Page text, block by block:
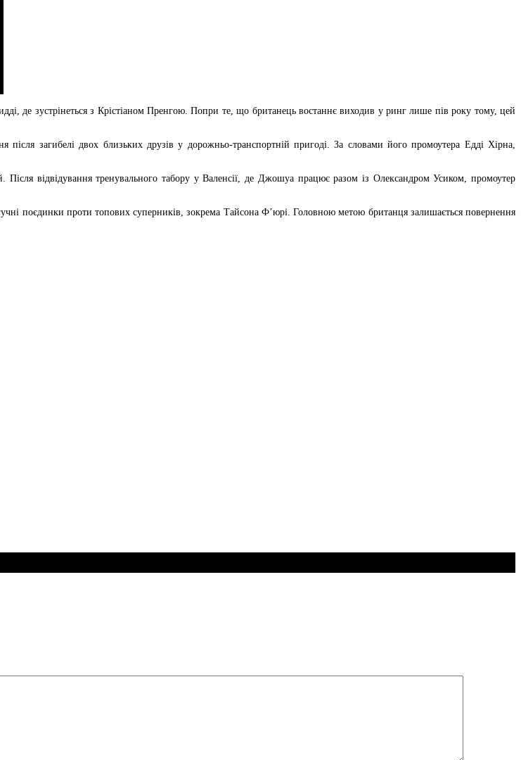
де зустрінеться з Крістіаном Пренгою. Попри те, що британець востаннє виходив у ринг лише пів року тому, цей
загибелі двох близьких друзів у дорожньо-транспортній пригоді. За словами його промоутера Едді Хірна,
відвідування тренувального табору у Валенсії, де Джошуа працює разом із Олександром Усиком, промоутер
поєдинки проти топових суперників, зокрема Тайсона Ф’юрі. Головною метою британця залишається повернення